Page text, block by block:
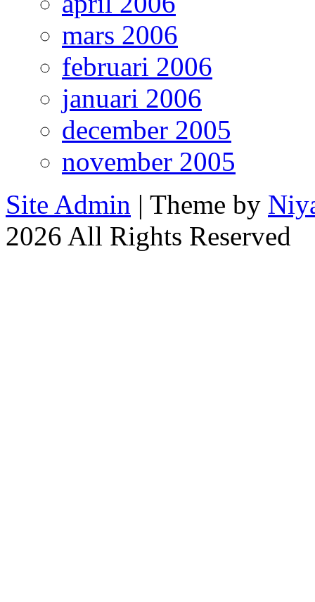
mars 2006
februari 2006
januari 2006
december 2005
november 2005
Site Admin | Theme by
2026 All Rights Reserved